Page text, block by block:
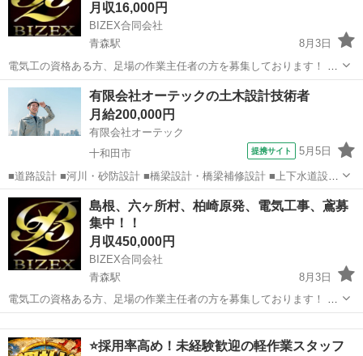
月収16,000円
BIZEX合同会社
青森駅
8月3日
電気工の資格ある方、足場の作業主任者の方を募集しております！ 島
根原発、六ヶ所村、柏崎原発など 宿あり、食事付き 期間は半年から1
年くらい 日当16,000〜18,000円
青森 青森市 青森駅 足場
有限会社オーテックの土木設計技術者
月給200,000円
有限会社オーテック
十和田市
提携サイト 5月5日
■道路設計 ■河川・砂防設計 ■橋梁設計・橋梁補修設計 ■上下水道設計
＜Point＞ ◎ノルマなし ◎精密な作業や、正確さが求められる仕事が
好きな人に向いている ◎チーム制・先輩と一緒に仕事を覚える ■月
給：20...
青森 十和田市 施工管理
島根、六ヶ所村、柏崎原発、電気工事、鳶募
集中！！
月収450,000円
BIZEX合同会社
青森駅
8月3日
電気工の資格ある方、足場の作業主任者の方を募集しております！ 島
根原発、六ヶ所村、柏崎原発など 宿あり、食事付き 期間は半年から1
年くらい ま日当16,000〜18,000円
⭐採用率高め！未経験歓迎の軽作業スタッフ